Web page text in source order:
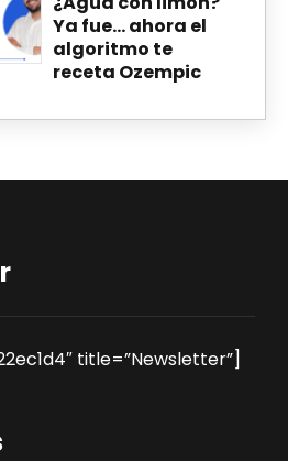
Ya fue… ahora el
algoritmo te
receta Ozempic
title=”Newsletter”]